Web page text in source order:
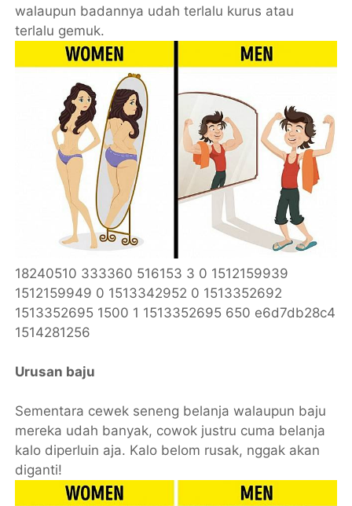
walaupun badannya udah terlalu kurus atau
terlalu gemuk.
18240510 333360 516153 3 0 1512159939
1512159949 0 1513342952 0 1513352692
1513352695 1500 1 1513352695 650 e6d7db28c4
1514281256
Urusan baju
Sementara cewek seneng belanja walaupun baju
mereka udah banyak, cowok justru cuma belanja
kalo diperluin aja. Kalo belom rusak, nggak akan
diganti!